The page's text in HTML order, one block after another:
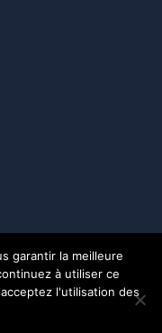
garantir la meilleure
à utiliser ce
l'utilisation des